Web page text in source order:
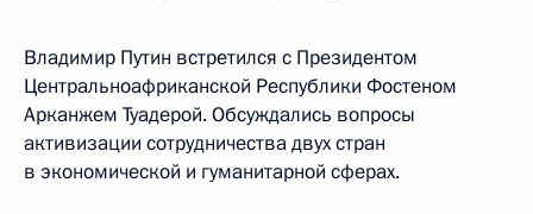
Владимир Путин встретился с Президентом
Центральноафриканской Республики Фостеном
Арканжем Туадерой. Обсуждались вопросы
активизации сотрудничества двух стран
в экономической и гуманитарной сферах.